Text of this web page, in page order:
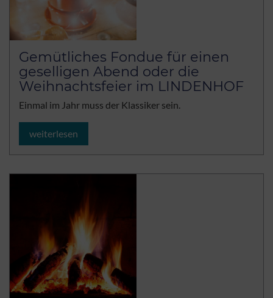
Gemütliches Fondue für einen
geselligen Abend oder die
Weihnachtsfeier im LINDENHOF
Einmal im Jahr muss der Klassiker sein.
weiterlesen